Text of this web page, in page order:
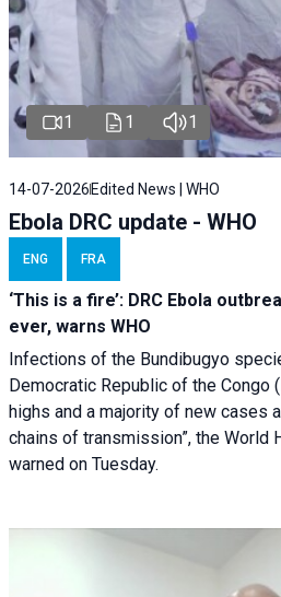
1 1 1
14-07-2026 Edited News | WHO
Ebola DRC update - WHO
ENG FRA
‘This is a fire’: DRC Ebola
ever, warns WHO
Infections of the Bundibugyo
Democratic Republic of the Congo
highs and a majority of new cases
chains of transmission”, the World
warned on Tuesday.